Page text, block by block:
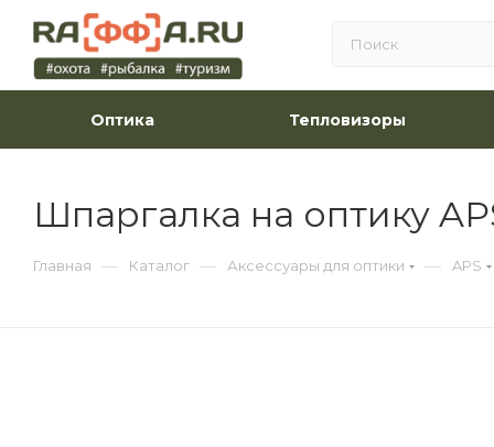
Оптика Тепловизоры
Шпаргалка на оптику
Главная — Каталог — Аксессуары для оптики — APS